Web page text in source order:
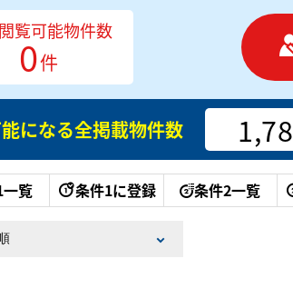
覧可能物件数
0件
になる全掲載物件数
覧 条件1に登録 条件2一覧